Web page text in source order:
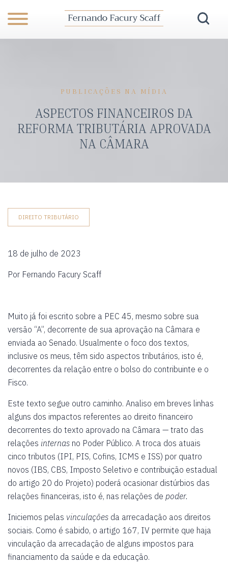
PUBLICAÇÕES NA MÍDIA
ASPECTOS FINANCEIROS DA
REFORMA TRIBUTÁRIA APROVADA
NA CÂMARA
DIREITO TRIBUTÁRIO
18 de julho de 2023
Por Fernando Facury Scaff
Muito já foi escrito sobre a PEC 45, mesmo sobre sua
versão “A”, decorrente de sua aprovação na Câmara e
enviada ao Senado. Usualmente o foco dos textos,
inclusive os meus, têm sido aspectos tributários, isto é,
decorrentes da relação entre o bolso do contribuinte e o
Fisco.
Este texto segue outro caminho. Analiso em breves linhas
alguns dos impactos referentes ao direito financeiro
decorrentes do texto aprovado na Câmara — trato das
relações internas no Poder Público. A troca dos atuais
cinco tributos (IPI, PIS, Cofins, ICMS e ISS) por quatro
novos (IBS, CBS, Imposto Seletivo e contribuição estadual
do artigo 20 do Projeto) poderá ocasionar distúrbios das
relações financeiras, isto é, nas relações de poder.
Iniciemos pelas vinculações da arrecadação aos direitos
sociais. Como é sabido, o artigo 167, IV permite que haja
vinculação da arrecadação de alguns impostos para
financiamento da saúde e da educação.